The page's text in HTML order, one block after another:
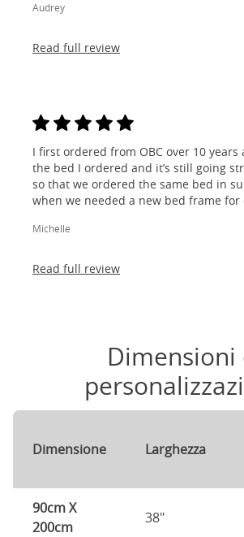
Audrey
Read full review
I first ordered from OBC over 10 years
the bed I ordered and it’s still going
so that we ordered the same bed in
when we needed a new bed frame for
Michelle
Read full review
Dimensioni
Dimensione Larghezza
90cm X
200cm
38"